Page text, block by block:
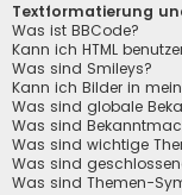
Textformatierung
Was ist BBCode?
Kann ich HTML
Was sind Smileys?
Kann ich Bilder in
Was sind globale
Was sind
Was sind wichtige
Was sind
Was sind Themen-